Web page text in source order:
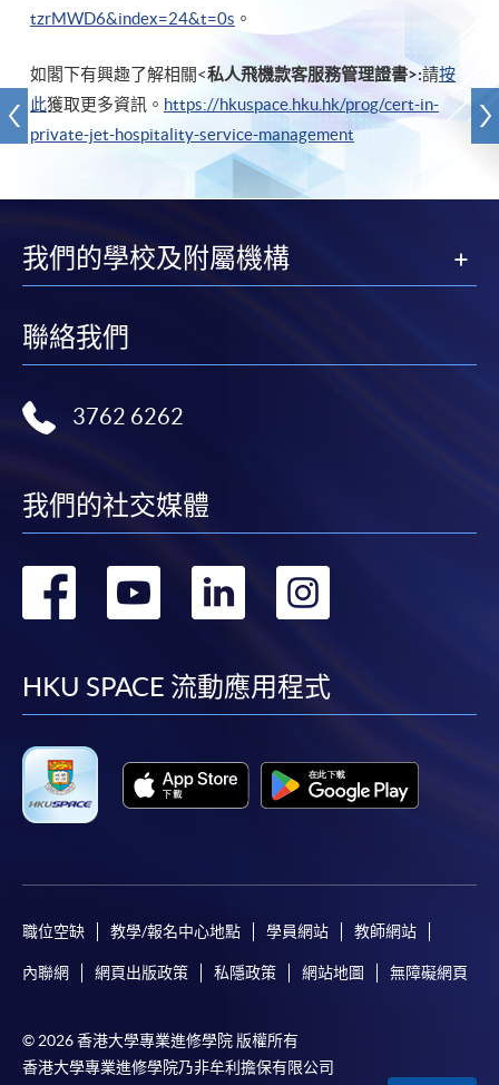
tzrMWD6&index=24&t=0s 。
如閣下有興趣了解相關<私人飛機款客服務管理證書>:請按
此獲取更多資訊。 https://hkuspace.hku.hk/prog/cert-in-
private-jet-hospitality-service-management
我們的學校及附屬機構
聯絡我們
3762 6262
我們的社交媒體
轉
facebook
轉
youtube
轉
linkedin
HKU SPACE 流動應用程式
職位空缺 教學/報名中心地點 學員網站 教師網站
內聯網 網頁出版政策 私隱政策 網站地圖 無障礙網頁
© 2026 香港大學專業進修學院 版權所有
香港大學專業進修學院乃非牟利擔保有限公司